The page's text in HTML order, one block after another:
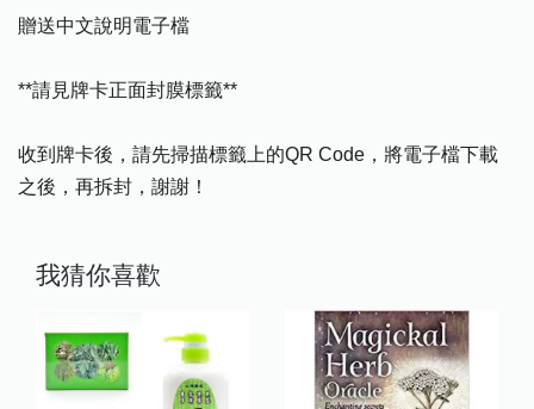
贈送中文說明電子檔
**請見牌卡正面封膜標籤**
收到牌卡後，請先掃描標籤上的QR Code，將電子檔下載
之後，再拆封，謝謝！
我猜你喜歡